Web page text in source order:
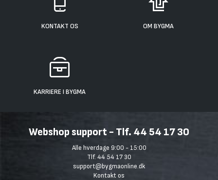
KONTAKT OS OM BYGMA
KARRIERE I BYGMA
Webshop support - Tlf. 44 54 17 30
Alle hverdage 9:00 - 15:00
Tlf. 44 54 17 30
support@bygmaonline.dk
Kontakt os